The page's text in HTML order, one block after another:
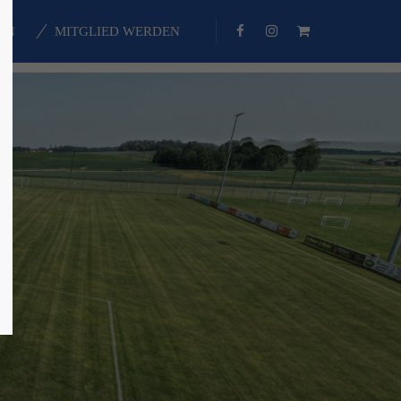
consectetuer adipiscing elit.
Aenean commodo ligula eget dolor.
Aenean massa. Cum sociis natoque
penatibus et magnis dis parturient
montes, nascetur ridiculus mus.
Donec quam felis, ultricies nec.
MITGLIED WERDEN